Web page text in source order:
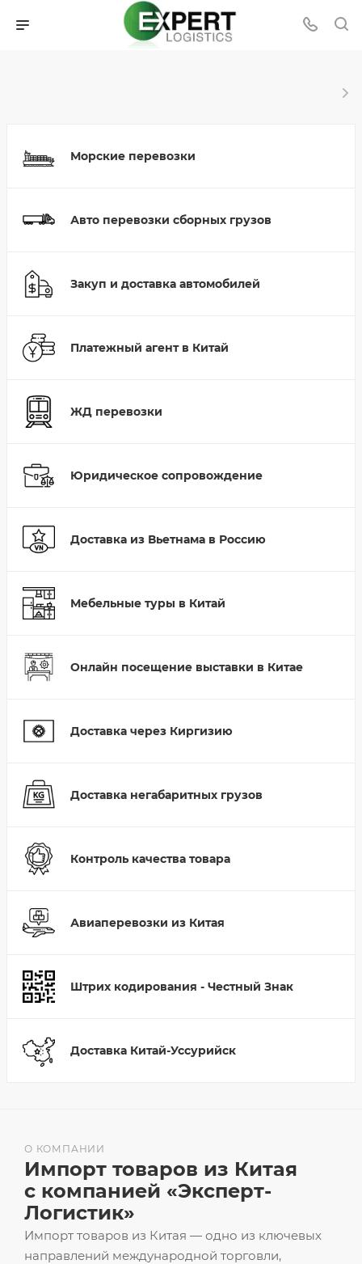
Морские перевозки
Авто перевозки сборных грузов
Закуп и доставка автомобилей
Платежный агент в Китай
ЖД перевозки
Юридическое сопровождение
Доставка из Вьетнама в Россию
Мебельные туры в Китай
Онлайн посещение выставки в Китае
Доставка через Киргизию
Доставка негабаритных грузов
Контроль качества товара
Авиаперевозки из Китая
Штрих кодирования - Честный Знак
Доставка Китай-Уссурийск
Импорт товаров из Китая — одно из ключевых
направлений международной торговли,
О КОМПАНИИ
Импорт товаров из Китая
с компанией «Эксперт-
Логистик»